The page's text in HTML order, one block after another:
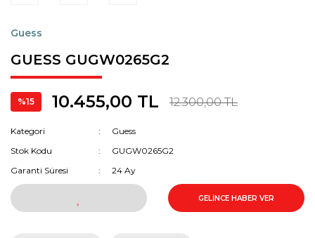
Guess
GUESS GUGW0265G2
%15 10.455,00 TL 12.300,00 TL
Kategori
Guess
Stok Kodu
GUGW0265G2
Garanti Süresi
24 Ay
GELİNCE HABER VER